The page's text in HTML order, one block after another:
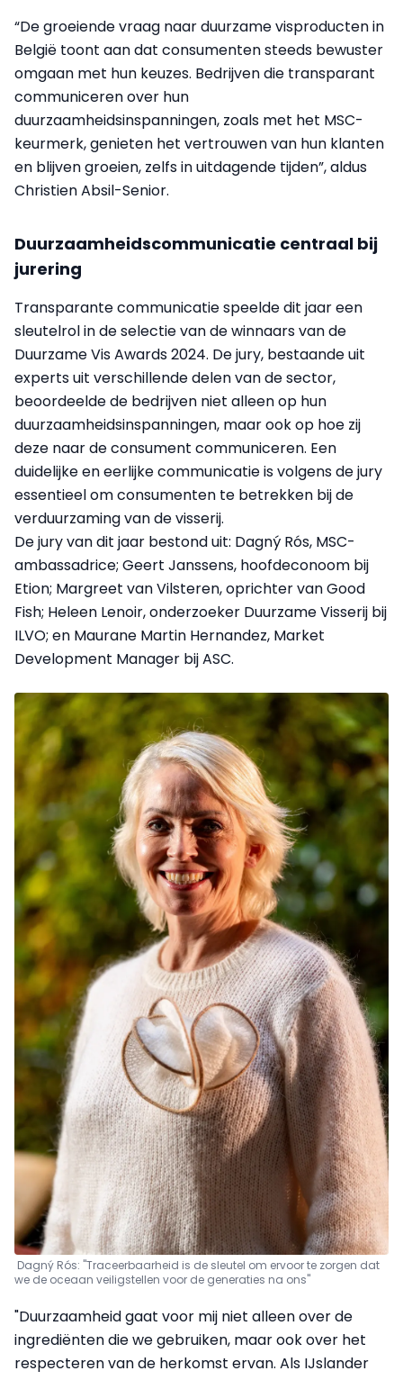
“De groeiende vraag naar duurzame visproducten in
België toont aan dat consumenten steeds bewuster
omgaan met hun keuzes. Bedrijven die transparant
communiceren over hun
duurzaamheidsinspanningen, zoals met het MSC-
keurmerk, genieten het vertrouwen van hun klanten
en blijven groeien, zelfs in uitdagende tijden”, aldus
Christien Absil-Senior.
Duurzaamheidscommunicatie centraal bij
jurering
Transparante communicatie speelde dit jaar een
sleutelrol in de selectie van de winnaars van de
Duurzame Vis Awards 2024. De jury, bestaande uit
experts uit verschillende delen van de sector,
beoordeelde de bedrijven niet alleen op hun
duurzaamheidsinspanningen, maar ook op hoe zij
deze naar de consument communiceren. Een
duidelijke en eerlijke communicatie is volgens de jury
essentieel om consumenten te betrekken bij de
verduurzaming van de visserij.
De jury van dit jaar bestond uit: Dagný Rós, MSC-
ambassadrice; Geert Janssens, hoofdeconoom bij
Etion; Margreet van Vilsteren, oprichter van Good
Fish; Heleen Lenoir, onderzoeker Duurzame Visserij bij
ILVO; en Maurane Martin Hernandez, Market
Development Manager bij ASC.
Dagný Rós: "Traceerbaarheid is de sleutel om ervoor te zorgen dat
we de oceaan veiligstellen voor de generaties na ons"
"Duurzaamheid gaat voor mij niet alleen over de
ingrediënten die we gebruiken, maar ook over het
respecteren van de herkomst ervan. Als IJslander